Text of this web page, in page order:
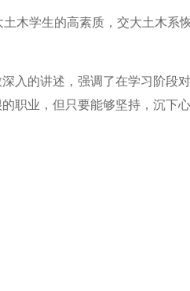
木学生的高素质，交大土木系
入的讲述，强调了在学习阶段
职业，但只要能够坚持，沉下